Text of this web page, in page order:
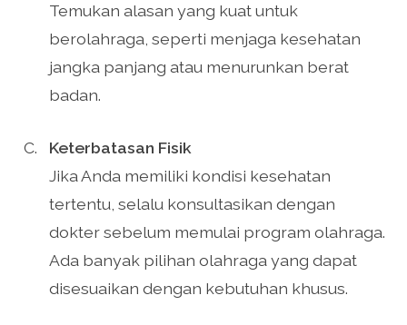
Temukan alasan yang kuat untuk
berolahraga, seperti menjaga kesehatan
jangka panjang atau menurunkan berat
badan.
Keterbatasan Fisik
Jika Anda memiliki kondisi kesehatan
tertentu, selalu konsultasikan dengan
dokter sebelum memulai program olahraga.
Ada banyak pilihan olahraga yang dapat
disesuaikan dengan kebutuhan khusus.